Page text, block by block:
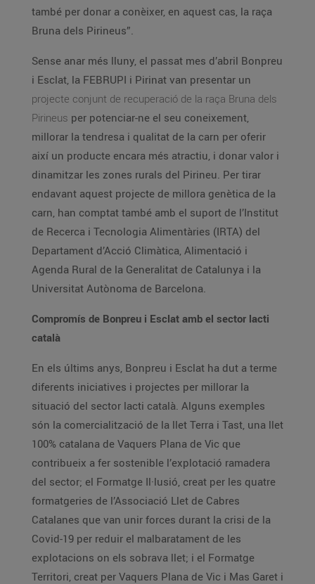
també per donar a conèixer, en aquest cas, la raça
Bruna dels Pirineus”.
Sense anar més lluny, el passat mes d’abril Bonpreu
i Esclat, la FEBRUPI i Pirinat van presentar un
projecte conjunt de recuperació de la raça Bruna dels
Pirineus per potenciar-ne el seu coneixement,
millorar la tendresa i qualitat de la carn per oferir
així un producte encara més atractiu, i donar valor i
dinamitzar les zones rurals del Pirineu. Per tirar
endavant aquest projecte de millora genètica de la
carn, han comptat també amb el suport de l’Institut
de Recerca i Tecnologia Alimentàries (IRTA) del
Departament d’Acció Climàtica, Alimentació i
Agenda Rural de la Generalitat de Catalunya i la
Universitat Autònoma de Barcelona.
Compromís de Bonpreu i Esclat amb el sector lacti
català
En els últims anys, Bonpreu i Esclat ha dut a terme
diferents iniciatives i projectes per millorar la
situació del sector lacti català. Alguns exemples
són la comercialització de la llet Terra i Tast, una llet
100% catalana de Vaquers Plana de Vic que
contribueix a fer sostenible l’explotació ramadera
del sector; el Formatge Il·lusió, creat per les quatre
formatgeries de l’Associació Llet de Cabres
Catalanes que van unir forces durant la crisi de la
Covid-19 per reduir el malbaratament de les
explotacions on els sobrava llet; i el Formatge
Territori, creat per Vaquers Plana de Vic i Mas Garet i